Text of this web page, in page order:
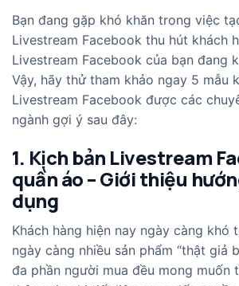
Bạn đang gặp khó khăn trong việc
Livestream Facebook thu hút khách
Livestream Facebook của bạn đang
Vậy, hãy thử tham khảo ngay 5 mẫu
Livestream Facebook được các
ngành gợi ý sau đây:
1. Kịch bản Livestream
quần áo – Giới thiệu
dụng
Khách hàng hiện nay ngày càng khó
ngày càng nhiều sản phẩm “thật giả
đa phần người mua đều mong muốn